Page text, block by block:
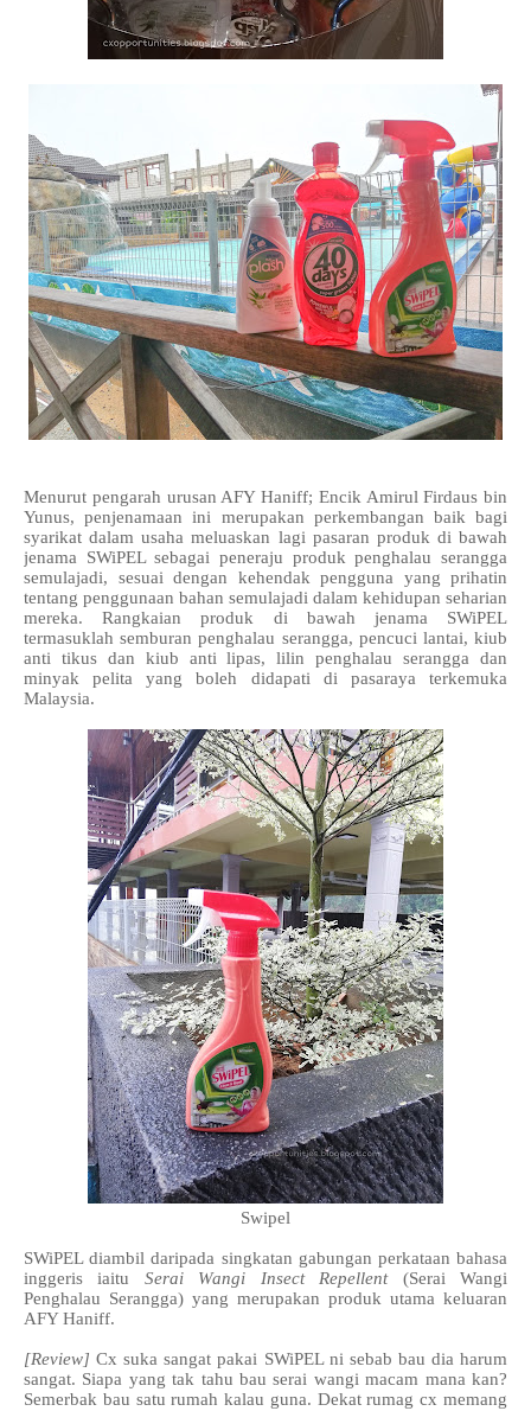
Menurut pengarah urusan AFY Haniff; Encik Amirul Firdaus bin
Yunus, penjenamaan ini merupakan perkembangan baik bagi
syarikat dalam usaha meluaskan lagi pasaran produk di bawah
jenama SWiPEL sebagai peneraju produk penghalau serangga
semulajadi, sesuai dengan kehendak pengguna yang prihatin
tentang penggunaan bahan semulajadi dalam kehidupan seharian
mereka. Rangkaian produk di bawah jenama SWiPEL
termasuklah semburan penghalau serangga, pencuci lantai, kiub
anti tikus dan kiub anti lipas, lilin penghalau serangga dan
minyak pelita yang boleh didapati di pasaraya terkemuka
Malaysia.
Swipel
SWiPEL diambil daripada singkatan gabungan perkataan bahasa
inggeris iaitu Serai Wangi Insect Repellent(Serai Wangi
Penghalau Serangga) yang merupakan produk utama keluaran
AFY Haniff.
[Review] Cx suka sangat pakai SWiPEL ni sebab bau dia harum
sangat. Siapa yang tak tahu bau serai wangi macam mana kan?
Semerbak bau satu rumah kalau guna. Dekat rumag cx memang